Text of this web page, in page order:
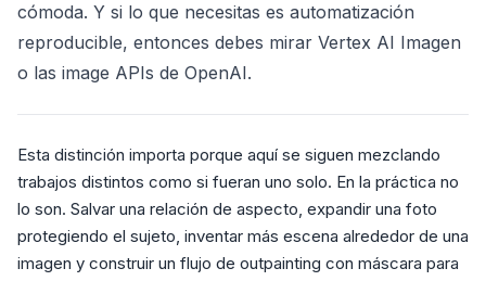
cómoda. Y si lo que necesitas es automatización
reproducible, entonces debes mirar Vertex AI Imagen
o las image APIs de OpenAI.
Esta distinción importa porque aquí se siguen mezclando
trabajos distintos como si fueran uno solo. En la práctica no
lo son. Salvar una relación de aspecto, expandir una foto
protegiendo el sujeto, inventar más escena alrededor de una
imagen y construir un flujo de outpainting con máscara para